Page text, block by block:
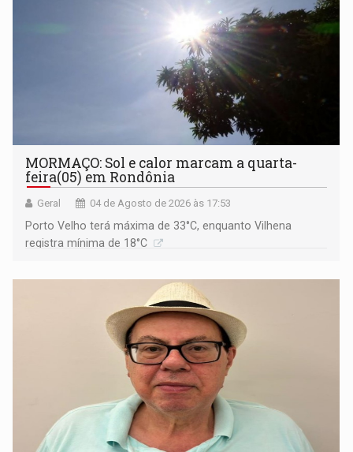
MORMAÇO: Sol e calor marcam a quarta-
feira(05) em Rondônia
Geral 04 de Agosto de 2026 às 17:53
Porto Velho terá máxima de 33°C, enquanto Vilhena
registra mínima de 18°C